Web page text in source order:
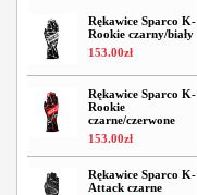
Rękawice Sparco K-
Rookie czarny/biały
153.00zł
Rękawice Sparco K-
Rookie
czarne/czerwone
153.00zł
Rękawice Sparco K-
Attack czarne